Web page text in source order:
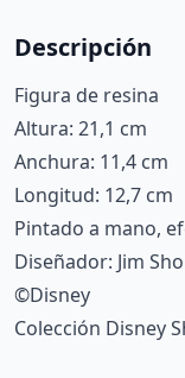
Descripción
Figura de resina
Altura: 21,1 cm
Anchura: 11,4 cm
Longitud: 12,7 cm
Pintado a mano,
Diseñador: Jim
©Disney
Colección Disney